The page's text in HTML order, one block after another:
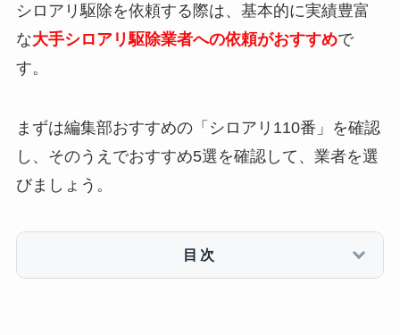
シロアリ駆除を依頼する際は、基本的に実績豊富
な大手シロアリ駆除業者への依頼がおすすめで
す。
まずは編集部おすすめの「シロアリ110番」を確認
し、そのうえでおすすめ5選を確認して、業者を選
びましょう。
目次